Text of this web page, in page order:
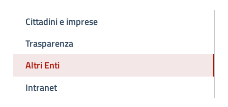
Cittadini e imprese
Trasparenza
Altri Enti
Intranet